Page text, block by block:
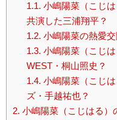
1.1. 小嶋陽菜（こじ
共演した三浦翔平？
1.2. 小嶋陽菜の熱愛
1.3. 小嶋陽菜（こじ
WEST・桐山照史？
1.4. 小嶋陽菜（こじ
ズ・手越祐也？
2. 小嶋陽菜（こじはる）